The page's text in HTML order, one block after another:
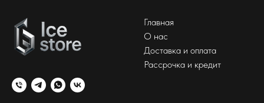
Главная
О нас
Доставка и оплата
Рассрочка и кредит